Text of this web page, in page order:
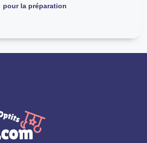
pour la préparation